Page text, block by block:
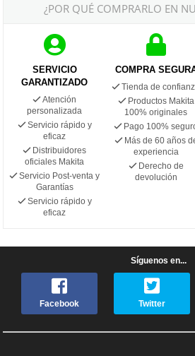
¿POR QUÉ COMPRARLO EN
SERVICIO
GARANTIZADO
Atención
personalizada
Servicio rápido y
eficaz
Distribuidores
oficiales Makita
Servicio Post-venta y
Garantías
Servicio rápido y
eficaz
COMPRA
Tienda de
Productos Makita
100% originales
Pago 100%
Más de 60 años
experiencia
Derecho de
devolución
Síguenos en...
Facebook Twitter